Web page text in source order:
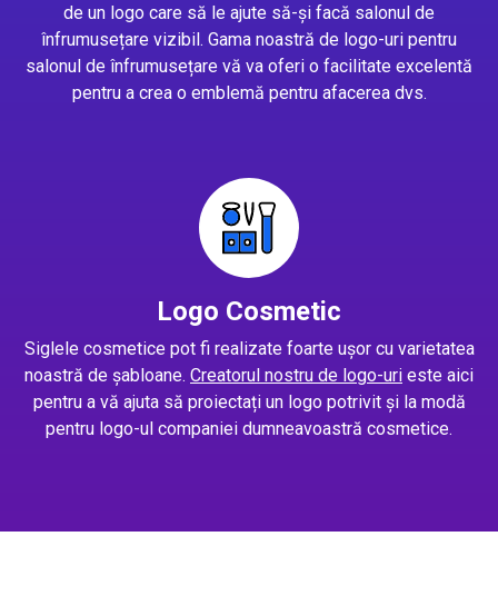
de un logo care să le ajute să-și facă salonul de
înfrumusețare vizibil. Gama noastră de logo-uri pentru
salonul de înfrumusețare vă va oferi o facilitate excelentă
pentru a crea o emblemă pentru afacerea dvs.
Logo Cosmetic
Siglele cosmetice pot fi realizate foarte ușor cu varietatea
noastră de șabloane. Creatorul nostru de logo-uri este aici
pentru a vă ajuta să proiectați un logo potrivit și la modă
pentru logo-ul companiei dumneavoastră cosmetice.